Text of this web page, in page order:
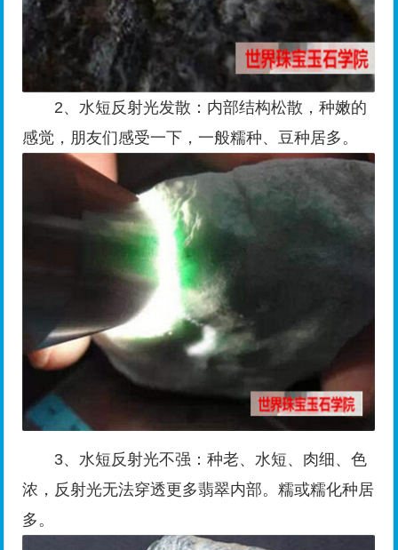
2、水短反射光发散：内部结构松散，种嫩的
感觉，朋友们感受一下，一般糯种、豆种居多。
3、水短反射光不强：种老、水短、肉细、色
浓，反射光无法穿透更多翡翠内部。糯或糯化种居
多。